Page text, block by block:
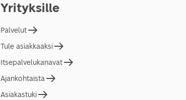
Yrityksille
Palvelut
Tule asiakkaaksi
Itsepalvelukanavat
Ajankohtaista
Asiakastuki